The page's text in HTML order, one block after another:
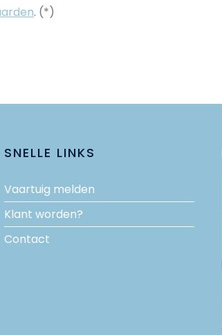
. (*)
SNELLE LINKS
Vaartuig melden
Klant worden?
Contact